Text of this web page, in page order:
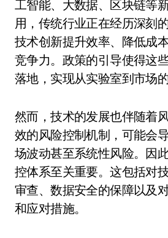
工智能、大数据、区块链等
用，传统行业正在经历深刻
技术创新提升效率、降低成
竞争力。政策的引导使得这
落地，实现从实验室到市场的
然而，技术的发展也伴随着
效的风险控制机制，可能会
场波动甚至系统性风险。因
控体系至关重要。这包括对
审查、数据安全的保障以及
和应对措施。